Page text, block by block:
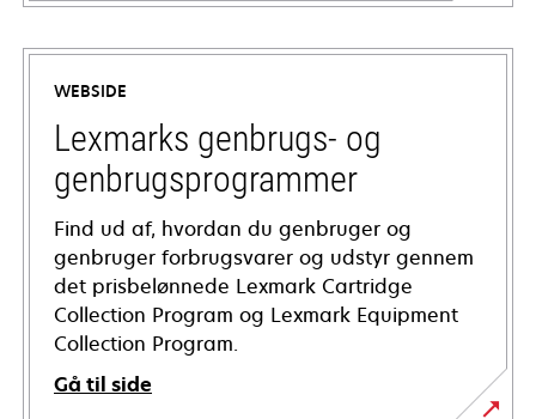
opens
in
new
tab
WEBSIDE
Lexmarks genbrugs- og
genbrugsprogrammer
Find ud af, hvordan du genbruger og
genbruger forbrugsvarer og udstyr gennem
det prisbelønnede Lexmark Cartridge
Collection Program og Lexmark Equipment
Collection Program.
Gå til side